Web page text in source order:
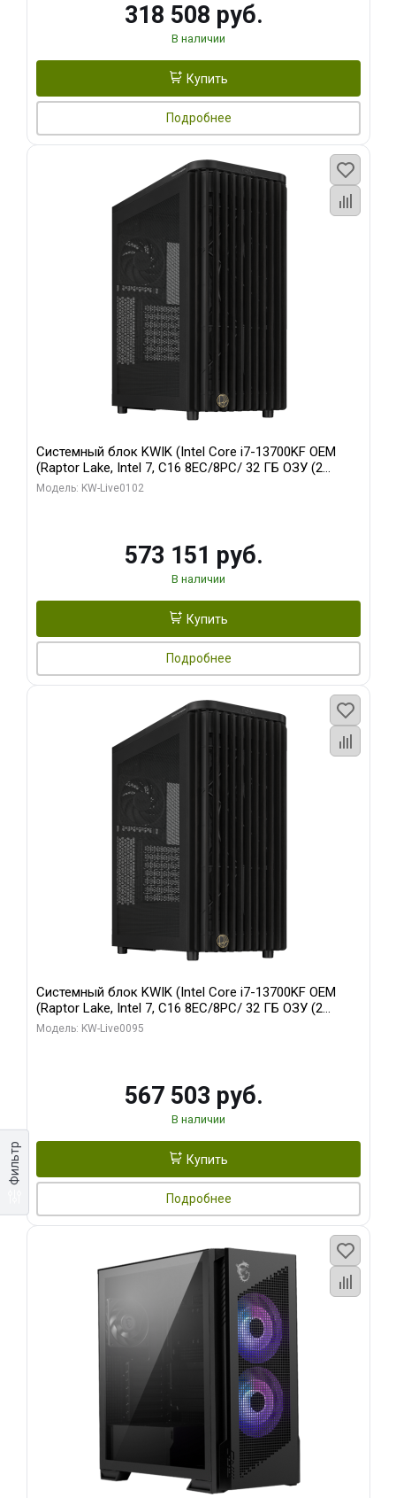
Фильтр
318 508 руб.
В наличии
Купить
Подробнее
Системный блок KWIK (Intel Core i7-13700KF OEM
(Raptor Lake, Intel 7, C16 8EC/8PC/ 32 ГБ ОЗУ (2
модуля)/ Afox RTX4090 24GB GDDR6X 384-Bit 3xDP
Модель: KW-Live0102
573 151 руб.
В наличии
Купить
Подробнее
Системный блок KWIK (Intel Core i7-13700KF OEM
(Raptor Lake, Intel 7, C16 8EC/8PC/ 32 ГБ ОЗУ (2
модуля)/ Afox RTX4090 24GB GDDR6X 384-Bit 3xDP
Модель: KW-Live0095
567 503 руб.
В наличии
Купить
Подробнее